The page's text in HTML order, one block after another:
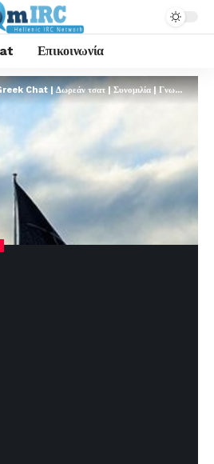
Επικοινωνία
mIRC Hellas Chat - IRC Greek Chat | Δωρεάν τσατ | Συνομιλία | Γνωριμίες | FREE